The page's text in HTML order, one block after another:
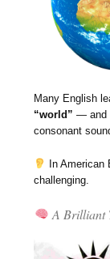
Many English
“world” — and
consonant
In
challenging.
A Brilliant